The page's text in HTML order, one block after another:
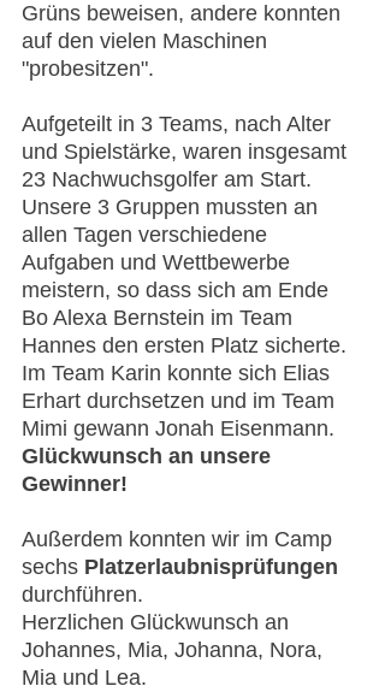
Grüns beweisen, andere konnten
auf den vielen Maschinen
"probesitzen".
Aufgeteilt in 3 Teams, nach Alter
und Spielstärke, waren insgesamt
23 Nachwuchsgolfer am Start.
Unsere 3 Gruppen mussten an
allen Tagen verschiedene
Aufgaben und Wettbewerbe
meistern, so dass sich am Ende
Bo Alexa Bernstein im Team
Hannes den ersten Platz sicherte.
Im Team Karin konnte sich Elias
Erhart durchsetzen und im Team
Mimi gewann Jonah Eisenmann.
Glückwunsch an unsere
Gewinner!
Außerdem konnten wir im Camp
sechs Platzerlaubnisprüfungen
durchführen.
Herzlichen Glückwunsch an
Johannes, Mia, Johanna, Nora,
Mia und Lea.